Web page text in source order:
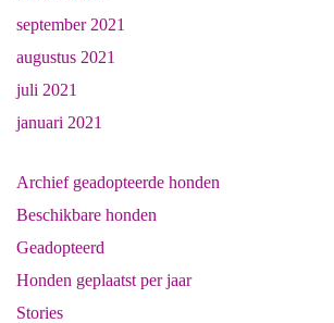
september 2021
augustus 2021
juli 2021
januari 2021
Archief geadopteerde honden
Beschikbare honden
Geadopteerd
Honden geplaatst per jaar
Stories